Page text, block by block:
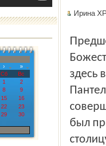
›
»
Сб
Вс
1
2
8
9
15
16
22
23
29
30
Ирина
Предшествовала крестному ходу праздничная
здесь
был